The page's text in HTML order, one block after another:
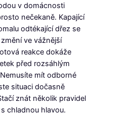
v domácnosti
nečekaně. Kapající
odtékající dřez se
ve vážnější
reakce dokáže
před rozsáhlým
mít odborné
situaci dočasně
znát několik pravidel
chladnou hlavou.